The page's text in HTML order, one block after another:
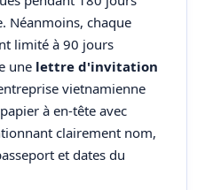
Néanmoins, chaque
limité à 90 jours
une lettre d'invitation
vietnamienne
à en-tête avec
clairement nom,
et dates du